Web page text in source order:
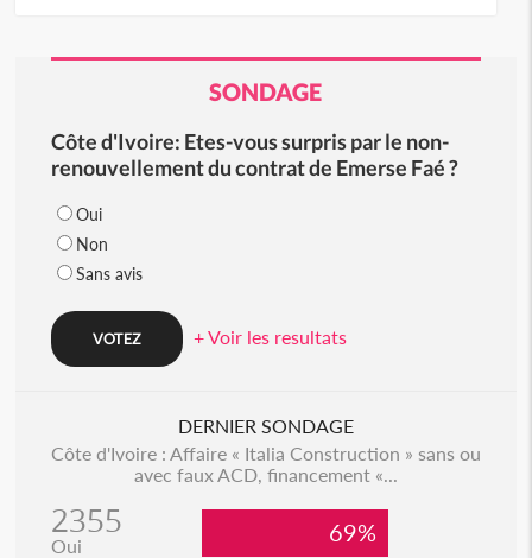
SONDAGE
Côte d'Ivoire: Etes-vous surpris par le non-
renouvellement du contrat de Emerse Faé ?
Oui
Non
Sans avis
+ Voir les resultats
DERNIER SONDAGE
Côte d'Ivoire : Affaire « Italia Construction » sans ou
avec faux ACD, financement «...
2355
Oui 69%